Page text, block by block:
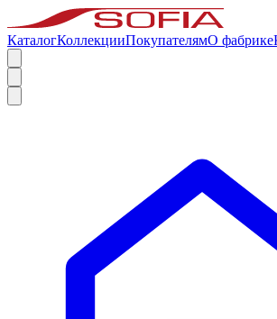
КаталогКоллекцииПокупателямО фабрике